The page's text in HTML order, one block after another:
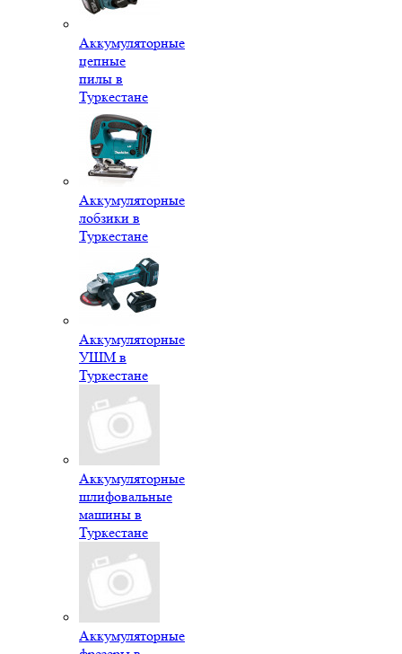
Аккумуляторные
цепные
пилы в
Туркестане
Аккумуляторные
лобзики в
Туркестане
Аккумуляторные
УШМ в
Туркестане
Аккумуляторные
шлифовальные
машины в
Туркестане
Аккумуляторные